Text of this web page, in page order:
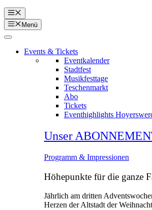
Menü
Menü
Events & Tickets
Eventkalender
Stadtfest
Musikfesttage
Teschenmarkt
Abo
Tickets
Eventhighlights
Unser
Programm & Impressionen
Höhepunkte für die ganze
Jährlich am dritten
Herzen der Altstadt der